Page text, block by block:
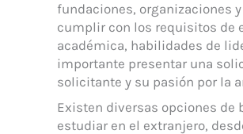
fundaciones, organizaciones
cumplir con los requisitos de
académica, habilidades de
importante presentar una
solicitante y su pasión por la
Existen diversas opciones
estudiar en el extranjero,